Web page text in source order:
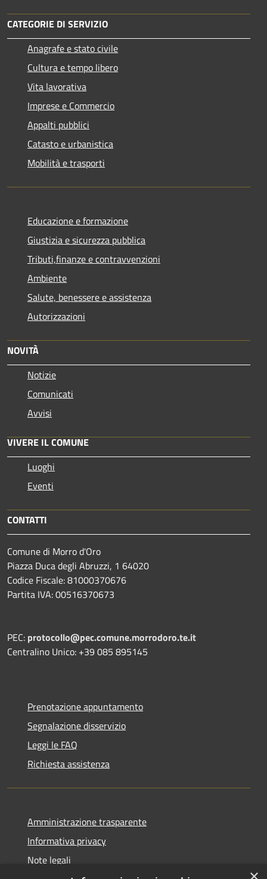
CATEGORIE DI SERVIZIO
Anagrafe e stato civile
Cultura e tempo libero
Vita lavorativa
Imprese e Commercio
Appalti pubblici
Catasto e urbanistica
Mobilità e trasporti
Educazione e formazione
Giustizia e sicurezza pubblica
Tributi,finanze e contravvenzioni
Ambiente
Salute, benessere e assistenza
Autorizzazioni
NOVITÀ
Notizie
Comunicati
Avvisi
VIVERE IL COMUNE
Luoghi
Eventi
CONTATTI
Comune di Morro d'Oro
Piazza Duca degli Abruzzi, 1 64020
Codice Fiscale: 81000370676
Partita IVA: 00516370673
PEC: protocollo@pec.comune.morrodoro.te.it
Centralino Unico: +39 085 895145
Prenotazione appuntamento
Segnalazione disservizio
Leggi le FAQ
Richiesta assistenza
Amministrazione trasparente
Informativa privacy
Note legali